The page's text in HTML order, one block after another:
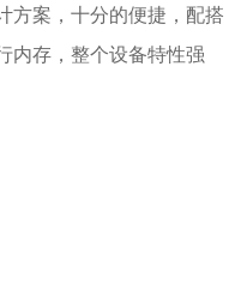
方案，十分的便捷，配搭
内存，整个设备特性强